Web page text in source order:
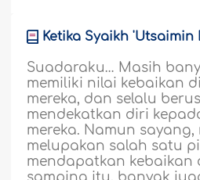
Ketika Syaikh 'Utsaimin
Suadaraku… Masih
memiliki nilai kebaikan
mereka, dan selalu
mendekatkan diri
mereka. Namun sayang,
melupakan salah satu
mendapatkan kebaikan